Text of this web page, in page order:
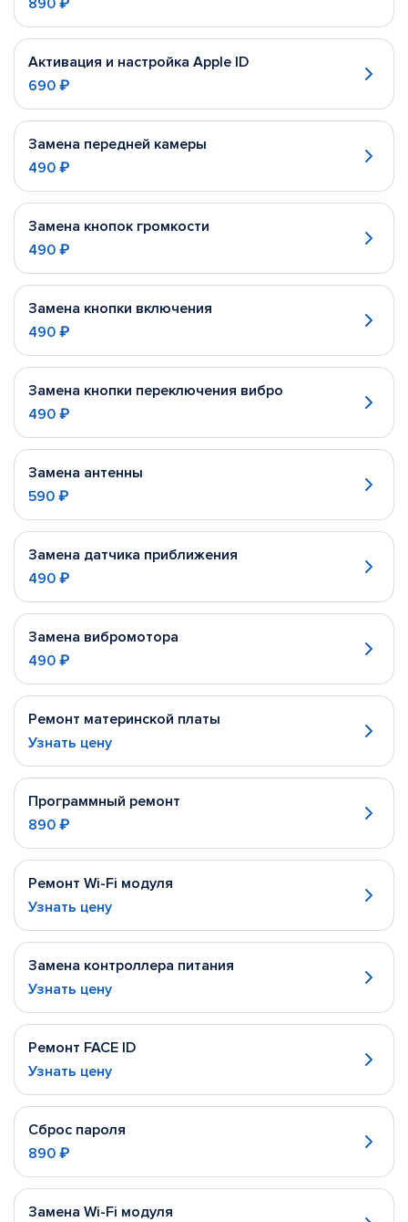
890 ₽
Активация и настройка Apple ID
690 ₽
Замена передней камеры
490 ₽
Замена кнопок громкости
490 ₽
Замена кнопки включения
490 ₽
Замена кнопки переключения вибро
490 ₽
Замена антенны
590 ₽
Замена датчика приближения
490 ₽
Замена вибромотора
490 ₽
Ремонт материнской платы
Узнать цену
Программный ремонт
890 ₽
Ремонт Wi-Fi модуля
Узнать цену
Замена контроллера питания
Узнать цену
Ремонт FACE ID
Узнать цену
Сброс пароля
890 ₽
Замена Wi-Fi модуля